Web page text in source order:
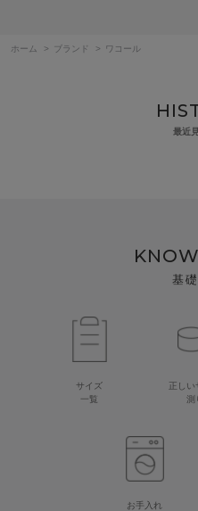
ホーム > ブランド > ワコール
最近
基
サイズ
一覧
正しい
測
お手入れ